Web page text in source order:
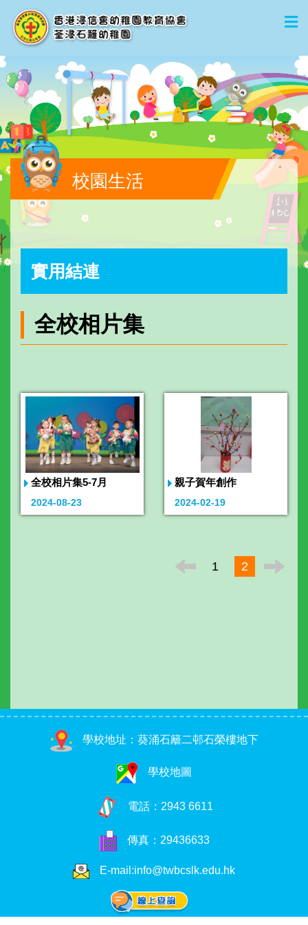
校園生活
實用結連
全校相片集
全校相片集5-7月
2024-08-23
親子賀年創作
2024-02-19
1 2
學校地址：葵涌石籬二邨石榮樓地下
學校地圖
電話： 2943 6611
傳真：29436633
E-mail:info@twbcslk.edu.hk